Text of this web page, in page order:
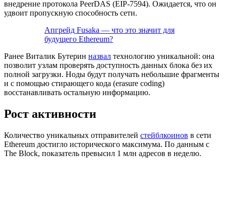
внедрение протокола PeerDAS (EIP-7594). Ожидается, что он
удвоит пропускную способность сети.
Апгрейд Fusaka — что это значит для
будущего Ethereum?
Ранее Виталик Бутерин назвал технологию уникальной: она
позволит узлам проверять доступность данных блока без их
полной загрузки. Ноды будут получать небольшие фрагменты
и с помощью стирающего кода (erasure coding)
восстанавливать остальную информацию.
Рост активности
Количество уникальных отправителей стейблкоинов в сети
Ethereum достигло исторического максимума. По данным с
The Block, показатель превысил 1 млн адресов в неделю.